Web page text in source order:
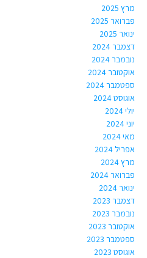
מרץ 2025
פברואר 2025
ינואר 2025
דצמבר 2024
נובמבר 2024
אוקטובר 2024
ספטמבר 2024
אוגוסט 2024
יולי 2024
יוני 2024
מאי 2024
אפריל 2024
מרץ 2024
פברואר 2024
ינואר 2024
דצמבר 2023
נובמבר 2023
אוקטובר 2023
ספטמבר 2023
אוגוסט 2023